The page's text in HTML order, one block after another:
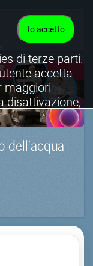
Io accetto
di terze parti.
accetta
maggiori
disattivazione,
cookies